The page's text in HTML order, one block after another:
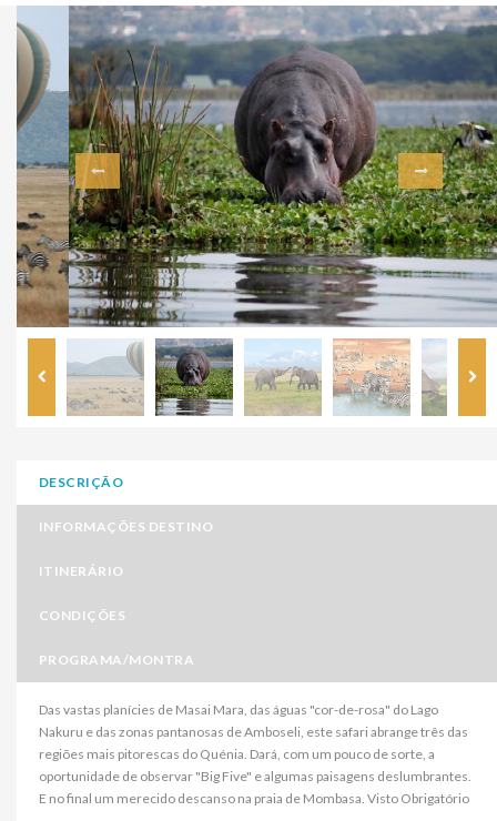
DESCRIÇÃO
INFORMAÇÕES DESTINO
ITINERÁRIO
CONDIÇÕES
PROGRAMA/MONTRA
Das vastas planícies de Masai Mara, das águas "cor-de-rosa" do Lago
Nakuru e das zonas pantanosas de Amboseli, este safari abrange três das
regiões mais pitorescas do Quénia. Dará, com um pouco de sorte, a
oportunidade de observar "Big Five" e algumas paisagens deslumbrantes.
E no final um merecido descanso na praia de Mombasa. Visto Obrigatório